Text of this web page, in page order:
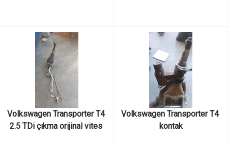
Volkswagen Transporter T4
2.5 TDi çıkma orijinal vites
Volkswagen Transporter T4
kontak